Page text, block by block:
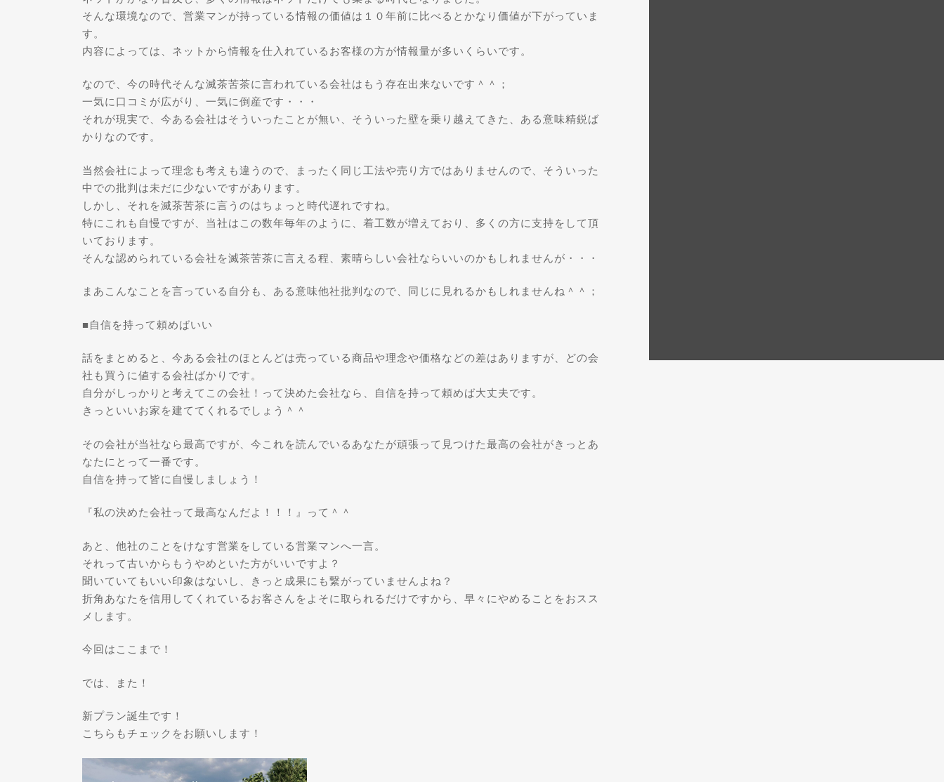
そんな環境なので、営業マンが持っている情報の価値は１０年前に比べるとかなり価値が下がっていま
す。
内容によっては、ネットから情報を仕入れているお客様の方が情報量が多いくらいです。
なので、今の時代そんな滅茶苦茶に言われている会社はもう存在出来ないです＾＾；
一気に口コミが広がり、一気に倒産です・・・
それが現実で、今ある会社はそういったことが無い、そういった壁を乗り越えてきた、ある意味精鋭ば
かりなのです。
当然会社によって理念も考えも違うので、まったく同じ工法や売り方ではありませんので、そういった
中での批判は未だに少ないですがあります。
しかし、それを滅茶苦茶に言うのはちょっと時代遅れですね。
特にこれも自慢ですが、当社はこの数年毎年のように、着工数が増えており、多くの方に支持をして頂
いております。
そんな認められている会社を滅茶苦茶に言える程、素晴らしい会社ならいいのかもしれませんが・・・
まあこんなことを言っている自分も、ある意味他社批判なので、同じに見れるかもしれませんね＾＾；
■自信を持って頼めばいい
話をまとめると、今ある会社のほとんどは売っている商品や理念や価格などの差はありますが、どの会
社も買うに値する会社ばかりです。
自分がしっかりと考えてこの会社！って決めた会社なら、自信を持って頼めば大丈夫です。
きっといいお家を建ててくれるでしょう＾＾
その会社が当社なら最高ですが、今これを読んでいるあなたが頑張って見つけた最高の会社がきっとあ
なたにとって一番です。
自信を持って皆に自慢しましょう！
『私の決めた会社って最高なんだよ！！！』って＾＾
あと、他社のことをけなす営業をしている営業マンへ一言。
それって古いからもうやめといた方がいいですよ？
聞いていてもいい印象はないし、きっと成果にも繋がっていませんよね？
折角あなたを信用してくれているお客さんをよそに取られるだけですから、早々にやめることをおスス
メします。
今回はここまで！
では、また！
新プラン誕生です！
こちらもチェックをお願いします！